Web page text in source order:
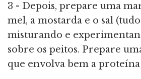
3 - Depois, prepare uma
mel, a mostarda e o sal
misturando e
sobre os peitos. Prepare
que envolva bem a